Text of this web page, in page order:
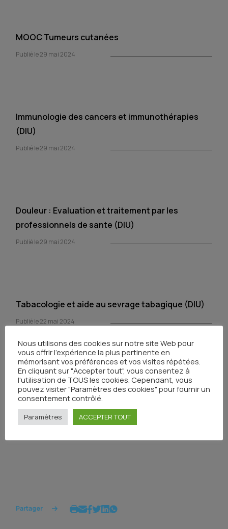
MOOC Tumeurs cutanées
Publié le 29 mai 2024
Immunologie des cancers et immunothérapies
(DIU)
Publié le 29 mai 2024
Douleur : Evaluation et traitement par les
professionnels de sante (DIU)
Publié le 29 mai 2024
Tabacologie et aide au sevrage tabagique (DIU)
Publié le 22 mai 2024
Onco pharmacologie (DU)
Publié le 19 avril 2024
Partager
Nous utilisons des cookies sur notre site Web pour
vous offrir l'expérience la plus pertinente en
mémorisant vos préférences et vos visites répétées.
En cliquant sur "Accepter tout", vous consentez à
l'utilisation de TOUS les cookies. Cependant, vous
pouvez visiter "Paramètres des cookies" pour fournir un
consentement contrôlé.
Paramètres ACCEPTER TOUT